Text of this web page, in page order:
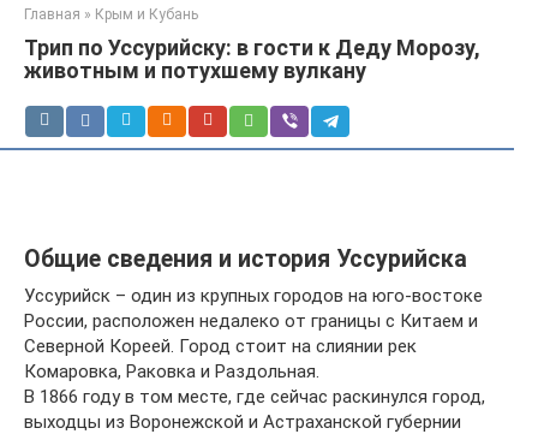
Главная » Крым и Кубань
Трип по Уссурийску: в гости к Деду Морозу,
животным и потухшему вулкану
Общие сведения и история Уссурийска
Уссурийск – один из крупных городов на юго-востоке
России, расположен недалеко от границы с Китаем и
Северной Кореей. Город стоит на слиянии рек
Комаровка, Раковка и Раздольная.
В 1866 году в том месте, где сейчас раскинулся город,
выходцы из Воронежской и Астраханской губернии